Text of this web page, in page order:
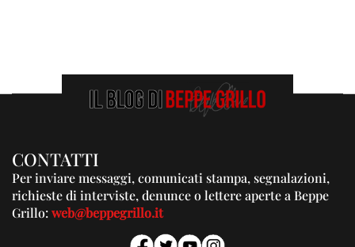
CONTATTI
Per inviare messaggi, comunicati stampa, segnalazioni,
richieste di interviste, denunce o lettere aperte a Beppe
Grillo:web@beppegrillo.it